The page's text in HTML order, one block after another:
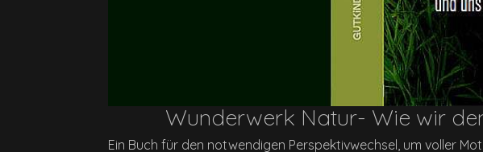
Wunderwerk Natur- Wie wir
Ein Buch für den notwendigen Perspektivwechsel, um voller